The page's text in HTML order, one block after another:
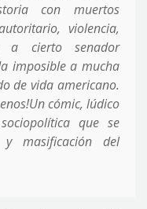
con muertos
violencia,
a cierto senador
imposible a mucha
de vida americano.
cómic, lúdico
que se
masificación del